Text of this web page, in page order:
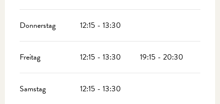
Donnerstag 12:15 - 13:30
Freitag 12:15 - 13:30 19:15 - 20:30
Samstag 12:15 - 13:30